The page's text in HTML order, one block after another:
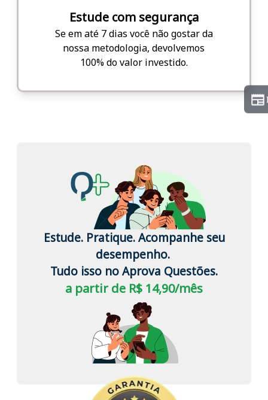
Estude com segurança
Se em até 7 dias você não gostar da
nossa metodologia, devolvemos
100% do valor investido.
Estude. Pratique. Acompanhe seu
desempenho.
Tudo isso no Aprova Questões.
a partir de R$ 14,90/mês